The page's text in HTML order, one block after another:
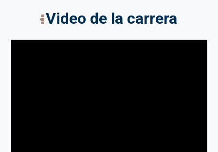
Video de la carrera